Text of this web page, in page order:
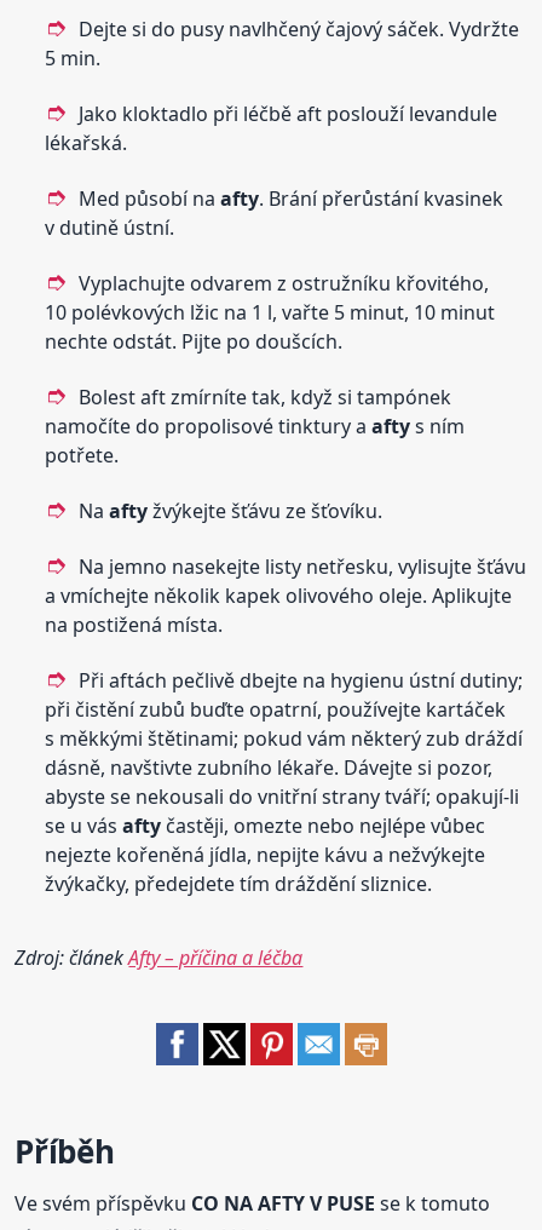
Dejte si do pusy navlhčený čajový sáček. Vydržte
5 min.
Jako kloktadlo při léčbě aft poslouží levandule
lékařská.
Med působí naafty. Brání přerůstání kvasinek
v dutině ústní.
Vyplachujte odvarem z ostružníku křovitého,
10 polévkových lžic na 1 l, vařte 5 minut, 10 minut
nechte odstát. Pijte po doušcích.
Bolest aft zmírníte tak, když si tampónek
namočíte do propolisové tinktury aaftys ním
potřete.
Naaftyžvýkejte šťávu ze šťovíku.
Na jemno nasekejte listy netřesku, vylisujte šťávu
a vmíchejte několik kapek olivového oleje. Aplikujte
na postižená místa.
Při aftách pečlivě dbejte na hygienu ústní dutiny;
při čistění zubů buďte opatrní, používejte kartáček
s měkkými štětinami; pokud vám některý zub dráždí
dásně, navštivte zubního lékaře. Dávejte si pozor,
abyste se nekousali do vnitřní strany tváří; opakují-li
se u vásafty častěji, omezte nebo nejlépe vůbec
nejezte kořeněná jídla, nepijte kávu a nežvýkejte
žvýkačky, předejdete tím dráždění sliznice.
Zdroj: článekAfty – příčina a léčba
Příběh
Ve svém příspěvku CO NA AFTY V PUSE se k tomuto